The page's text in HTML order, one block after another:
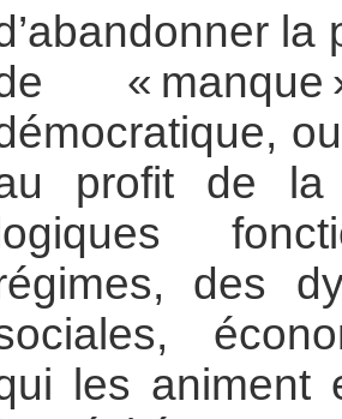
la
«
profit de la
logiques
des
les animent